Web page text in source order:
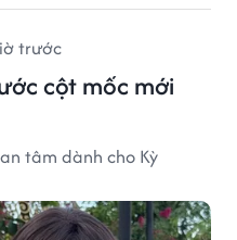
trước
cột mốc mới
tâm dành cho Kỳ